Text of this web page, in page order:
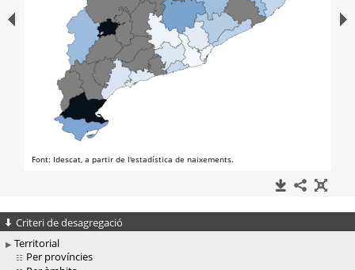
Criteri de desagregació
Territorial
Per províncies